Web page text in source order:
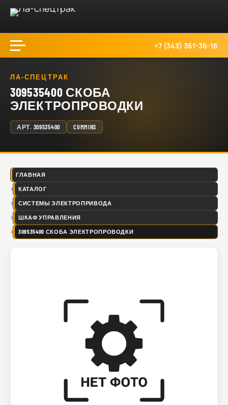
+7 (343) 361-36-16
ЛА-СПЕЦТРАК
309535400 СКОБА
ЭЛЕКТРОПРОВОДКИ
АРТ. 309535400 CUMMINS
ГЛАВНАЯ
КАТАЛОГ
СИСТЕМЫ ЭЛЕКТРОПРИВОДА
ШКАФ УПРАВЛЕНИЯ
309535400 СКОБА ЭЛЕКТРОПРОВОДКИ